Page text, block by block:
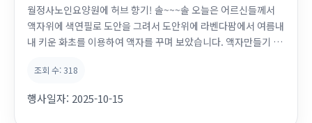
월정사노인요양원에 허브 향기! 솔~~~솔 오늘은 어르신들께서
액자위에 색연필로 도안을 그려서 도안위에 라벤다팜에서 여름내
내 키운 화초를 이용하여 액자를 꾸며 보았습니다. 액자만들기 활
로그램입니다. 화초들의 향기를 맡으며 즐겁게 활동하시는 모습
맛있는 간식도 드시고 "스머지스틱"도 만들어 보...
조회 수: 318
행사일자: 2025-10-15